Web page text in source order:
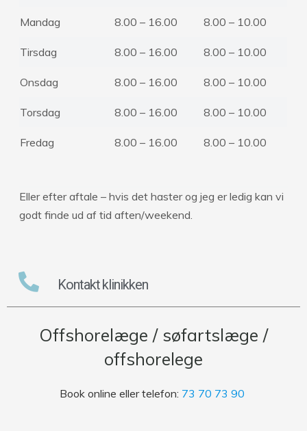
Mandag 8.00 – 16.00 8.00 – 10.00
Tirsdag 8.00 – 16.00 8.00 – 10.00
Onsdag 8.00 – 16.00 8.00 – 10.00
Torsdag 8.00 – 16.00 8.00 – 10.00
Fredag 8.00 – 16.00 8.00 – 10.00
Eller efter aftale – hvis det haster og jeg er ledig kan vi
godt finde ud af tid aften/weekend.
Kontakt klinikken
Offshorelæge / søfartslæge /
offshorelege
Book online eller telefon: 73 70 73 90